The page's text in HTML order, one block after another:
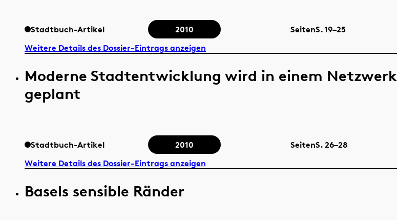
Stadtbuch-Artikel 2010 SeitenS.19–25
Weitere Details des Dossier-Eintrags anzeigen
Moderne Stadtentwicklung wird in einem Netzwerk
geplant
Stadtbuch-Artikel 2010 SeitenS.26–28
Weitere Details des Dossier-Eintrags anzeigen
Basels sensible Ränder